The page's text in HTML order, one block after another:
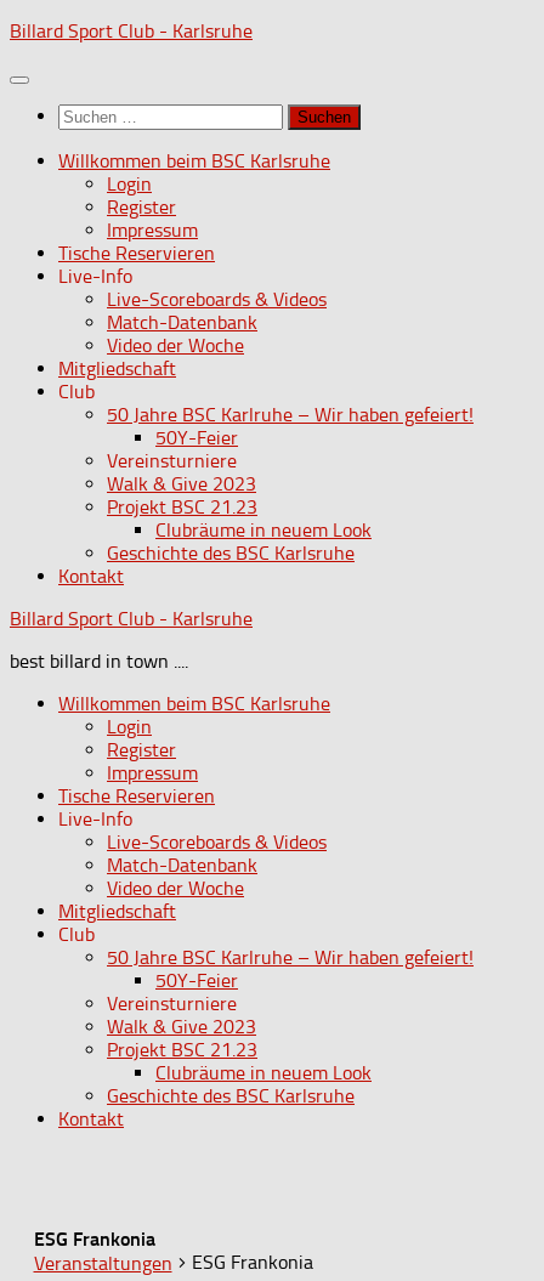
Zum
springen
Billard Sport Club - Karlsruhe
Suchen
nach:
Willkommen beim BSC Karlsruhe
Login
Register
Impressum
Tische Reservieren
Live-Info
Live-Scoreboards & Videos
Match-Datenbank
Video der Woche
Mitgliedschaft
Club
50 Jahre BSC Karlruhe – Wir haben gefeiert!
50Y-Feier
Vereinsturniere
Walk & Give 2023
Projekt BSC 21.23
Clubräume in neuem Look
Geschichte des BSC Karlsruhe
Kontakt
Billard Sport Club - Karlsruhe
best billard in town ....
Willkommen beim BSC Karlsruhe
Login
Register
Impressum
Tische Reservieren
Live-Info
Live-Scoreboards & Videos
Match-Datenbank
Video der Woche
Mitgliedschaft
Club
50 Jahre BSC Karlruhe – Wir haben gefeiert!
50Y-Feier
Vereinsturniere
Walk & Give 2023
Projekt BSC 21.23
Clubräume in neuem Look
Geschichte des BSC Karlsruhe
Kontakt
ESG Frankonia
Veranstaltungen
ESG Frankonia